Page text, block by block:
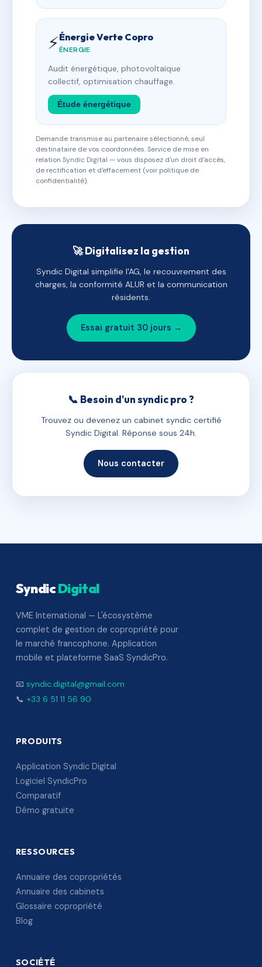
⚡Énergie Verte Copro
ÉNERGIE
Audit énergétique, photovoltaïque
collectif, optimisation chauffage.
Étude énergétique
Demande transmise au partenaire sélectionné, seul
destinataire de vos coordonnées. Service de mise en
relation Syndic Digital — vous disposez d'un droit d'accès,
de rectification et d'effacement (voir politique de
confidentialité).
🚀 Digitalisez la gestion
Syndic Digital simplifie l'AG, le recouvrement des
charges, la conformité ALUR et la communication
résidents.
Essai gratuit 30 jours →
📞 Besoin d'un syndic pro ?
Trouvez ou devenez un cabinet syndic certifié
Syndic Digital. Réponse sous 24h.
Nous contacter
SyndicDigital
VME International — L'écosystème
complet de gestion de copropriété pour
le marché francophone. Application
mobile et plateforme SaaS SyndicPro.
📧 syndic.digital@gmail.com
📞 +33 6 51 11 56 90
PRODUITS
Application Syndic Digital
Logiciel SyndicPro
Comparatif
Démo gratuite
RESSOURCES
Annuaire des copropriétés
Annuaire des cabinets
Glossaire copropriété
Blog
SOCIÉTÉ